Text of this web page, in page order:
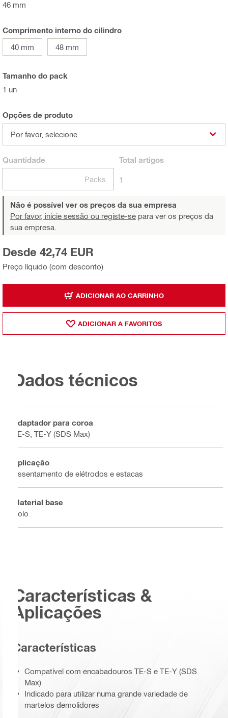
46 mm
Comprimento interno do cilindro
40 mm
48 mm
Tamanho do pack
1 un
Opções de produto
Por favor, selecione
Quantidade
Packs
Total artigos
1
Não é possível ver os preços da sua empresa
Por favor, inicie sessão ou registe-se para ver os preços da
sua empresa.
Preço líquido (com desconto)
Desde 42,74 EUR
ADICIONAR AO CARRINHO
ADICIONAR A FAVORITOS
Dados técnicos
Adaptador para coroa
TE-S, TE-Y (SDS Max)
Aplicação
Assentamento de elétrodos e estacas
Material base
Solo
Características &
Aplicações
Características
Compatível com encabadouros TE-S e TE-Y (SDS
Max)
Indicado para utilizar numa grande variedade de
martelos demolidores